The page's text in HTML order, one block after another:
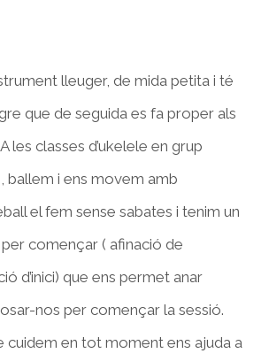
lleuger, de mida petita i té
que de seguida es fa proper als
les classes d’ukelele en grup
ballem i ens movem amb
el fem sense sabates i tenim un
començar ( afinació de
d’inici) que ens permet anar
nos per començar la sessió.
cuidem en tot moment ens ajuda a